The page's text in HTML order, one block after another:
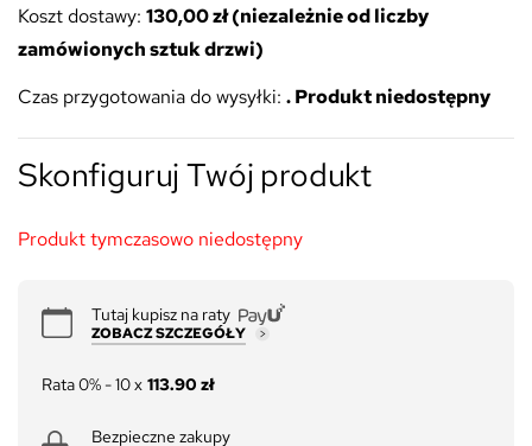
Koszt dostawy: 130,00 zł (niezależnie od liczby
zamówionych sztuk drzwi)
Czas przygotowania do wysyłki: . Produkt niedostępny
Skonfiguruj Twój produkt
Produkt tymczasowo niedostępny
Tutaj kupisz na raty
ZOBACZ SZCZEGÓŁY
Rata 0% - 10 x 113.90 zł
Bezpieczne zakupy